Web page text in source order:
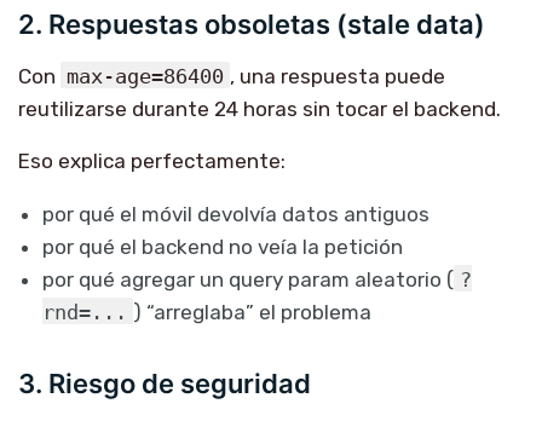
2. Respuestas obsoletas (stale data)
Con max-age=86400 , una respuesta puede
reutilizarse durante 24 horas sin tocar el backend.
Eso explica perfectamente:
por qué el móvil devolvía datos antiguos
por qué el backend no veía la petición
por qué agregar un query param aleatorio ( ?
rnd=... ) “arreglaba” el problema
3. Riesgo de seguridad